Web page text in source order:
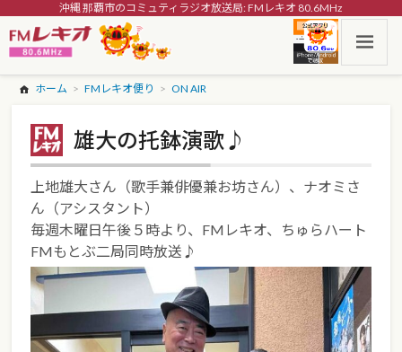
沖縄 那覇市のコミュティラジオ放送局: FMレキオ 80.6MHz
ホーム FMレキオ便り ON AIR
雄大の托鉢演歌♪
上地雄大さん（歌手兼俳優兼お坊さん）、ナオミさ
ん（アシスタント）
毎週木曜日午後５時より、FMレキオ、ちゅらハート
FMもとぶ二局同時放送♪